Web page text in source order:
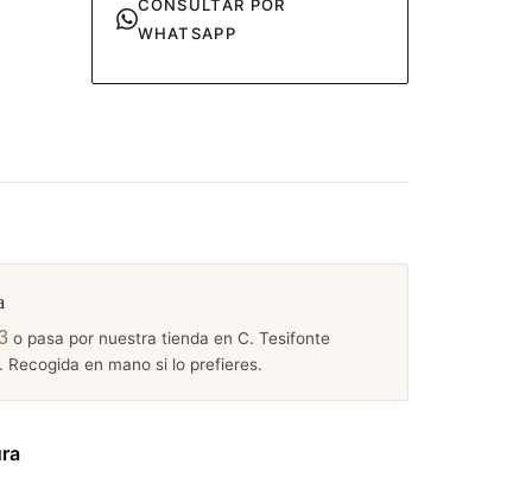
CONSULTAR POR
WHATSAPP
o pasa por nuestra tienda en C. Tesifonte
en mano si lo prefieres.